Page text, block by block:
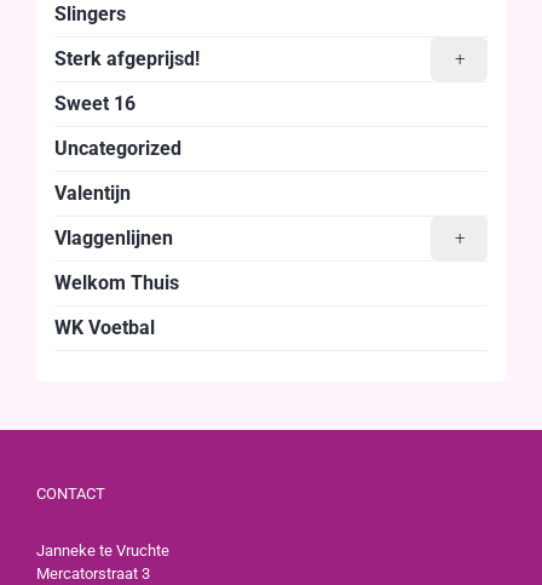
Slingers
+
Sterk afgeprijsd!
Sweet 16
Uncategorized
Valentijn
+
Vlaggenlijnen
Welkom Thuis
WK Voetbal
CONTACT
Janneke te Vruchte
Mercatorstraat 3